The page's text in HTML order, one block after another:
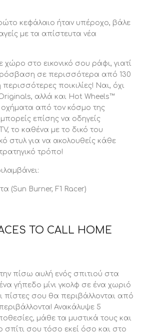
κεφάλαιο ήταν υπέροχο, βάλε
με τα απίστευτα νέα
στο εικονικό σου ράφι, γιατί
σε περισσότερα από 130
ποικιλίες! Ναι, όχι
αλλά και Hot Wheels™
οχήματα από τον κόσμο της
επίσης να οδηγείς
το καθένα με το δικό του
στυλ για να ακολουθείς κάθε
τρόπο!
(Sun Burner, F1 Racer)
TO CALL HOME
την πίσω αυλή ενός σπιτιού στα
γήπεδο μίνι γκολφ σε ένα χωριό
πίστες σου θα περιβάλλονται από
Ανακάλυψε 5
μάθε τα μυστικά τους και
σπίτι σου τόσο εκεί όσο και στο